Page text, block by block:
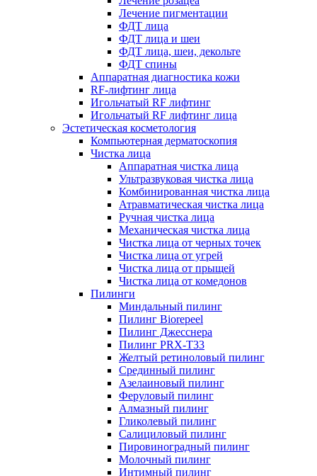
Лечение пигментации
ФДТ лица
ФДТ лица и шеи
ФДТ лица, шеи, декольте
ФДТ спины
Аппаратная диагностика кожи
RF-лифтинг лица
Игольчатый RF лифтинг
Игольчатый RF лифтинг лица
Эстетическая косметология
Компьютерная дерматоскопия
Чистка лица
Аппаратная чистка лица
Ультразвуковая чистка лица
Комбинированная чистка лица
Атравматическая чистка лица
Ручная чистка лица
Механическая чистка лица
Чистка лица от черных точек
Чистка лица от угрей
Чистка лица от прыщей
Чистка лица от комедонов
Пилинги
Миндальный пилинг
Пилинг Biorepeel
Пилинг Джесснера
Пилинг PRX-T33
Желтый ретиноловый пилинг
Срединный пилинг
Азелаиновый пилинг
Феруловый пилинг
Алмазный пилинг
Гликолевый пилинг
Салициловый пилинг
Пировиноградный пилинг
Молочный пилинг
Интимный пилинг